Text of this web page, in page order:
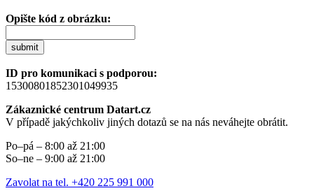
Opište kód z obrázku:
submit
ID pro komunikaci s podporou:
15300801852301049935
Zákaznické centrum Datart.cz
V případě jakýchkoliv jiných dotazů se na nás neváhejte obrátit.
Po–pá – 8:00 až 21:00
So–ne – 9:00 až 21:00
Zavolat na tel. +420 225 991 000